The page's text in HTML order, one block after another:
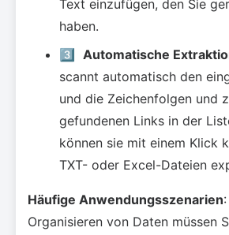
Text einzufügen, den Sie
haben.
3️⃣
Automatische
scannt automatisch den
und die Zeichenfolgen und
gefundenen Links in der
können sie mit einem Klick
TXT- oder Excel-Dateien
Häufige Anwendungsszenarien
Organisieren von Daten müssen